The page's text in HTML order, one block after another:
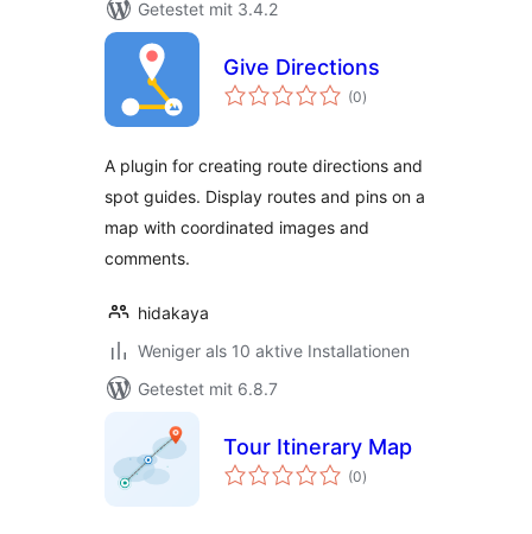
Getestet mit 3.4.2
Give Directions
(0Bewertungen
gesamt
)
A plugin for creating route directions and
spot guides. Display routes and pins on a
map with coordinated images and
comments.
hidakaya
Weniger als 10 aktive Installationen
Getestet mit 6.8.7
Tour Itinerary Map
(0Bewertungen
gesamt
)